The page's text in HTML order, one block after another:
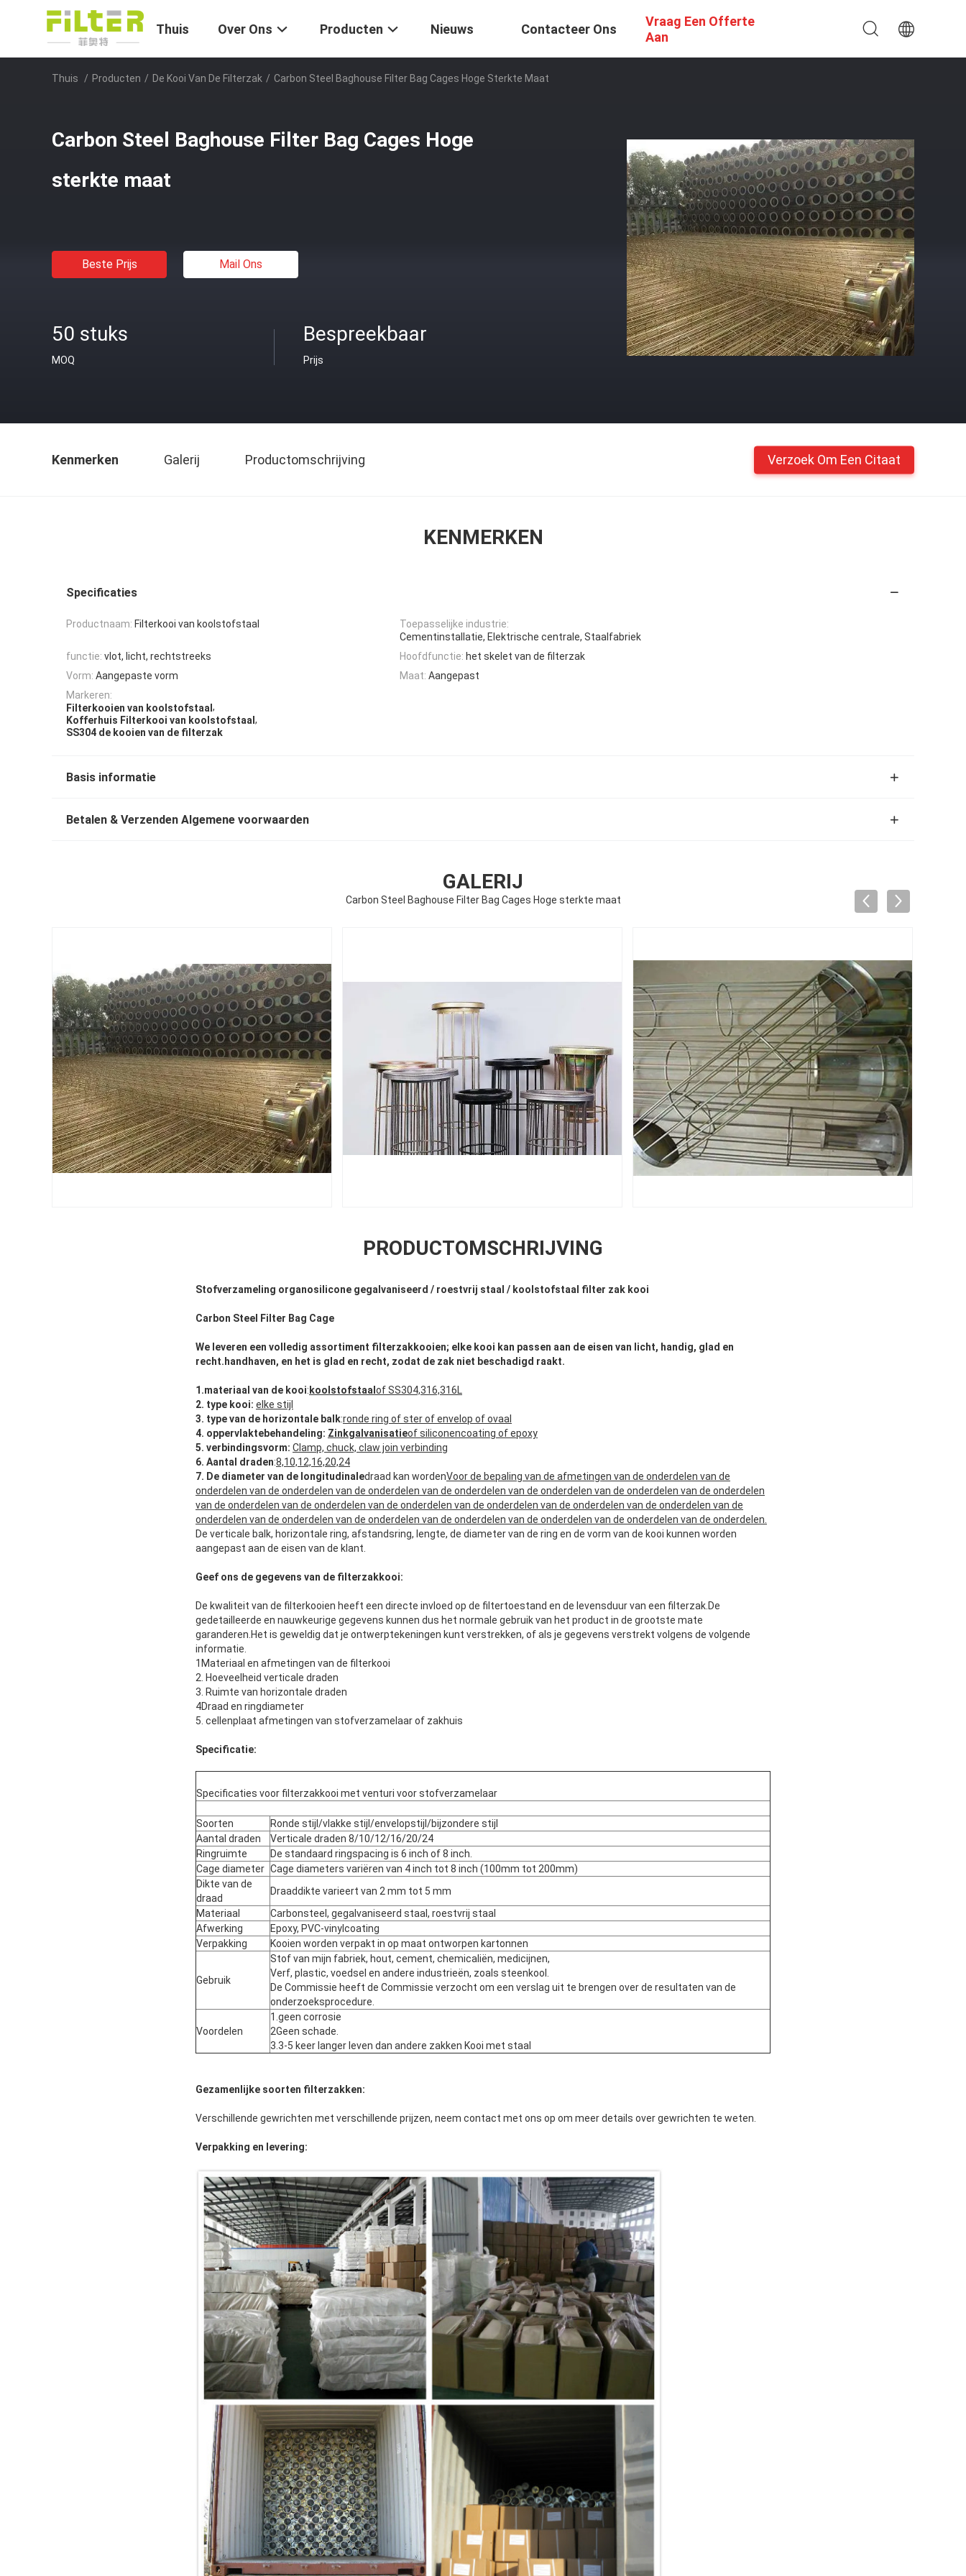
Thuis Over Ons Producten Nieuws Contacteer Ons
Vraag Een Offerte
Aan
Thuis / Producten / De Kooi Van De Filterzak / Carbon Steel Baghouse Filter Bag Cages Hoge Sterkte Maat
Carbon Steel Baghouse Filter Bag Cages Hoge
sterkte maat
Beste Prijs Mail Ons
50 stuks
MOQ
Bespreekbaar
Prijs
Kenmerken Galerij Productomschrijving Verzoek Om Een Citaat
KENMERKEN
Specificaties
Productnaam: Filterkooi van koolstofstaal
Toepasselijke industrie:
Cementinstallatie, Elektrische centrale, Staalfabriek
functie: vlot, licht, rechtstreeks Hoofdfunctie: het skelet van de filterzak
Vorm: Aangepaste vorm Maat: Aangepast
Markeren:
Filterkooien van koolstofstaal ,
Kofferhuis Filterkooi van koolstofstaal ,
SS304 de kooien van de filterzak
Basis informatie
Betalen & Verzenden Algemene voorwaarden
GALERIJ
Carbon Steel Baghouse Filter Bag Cages Hoge sterkte maat
PRODUCTOMSCHRIJVING
Stofverzameling organosilicone gegalvaniseerd / roestvrij staal / koolstofstaal filter zak kooi
Carbon Steel Filter Bag Cage
We leveren een volledig assortiment filterzakkooien; elke kooi kan passen aan de eisen van licht, handig, glad en
recht.handhaven, en het is glad en recht, zodat de zak niet beschadigd raakt.
1.materiaal van de kooi: koolstofstaal of SS304,316,316L
2. type kooi: elke stijl
3. type van de horizontale balk:ronde ring of ster of envelop of ovaal
4. oppervlaktebehandeling: Zinkgalvanisatieof siliconencoating of epoxy
5. verbindingsvorm: Clamp, chuck, claw join verbinding
6. Aantal draden:8,10,12,16,20,24
7. De diameter van de longitudinaledraad kan wordenVoor de bepaling van de afmetingen van de onderdelen van de
onderdelen van de onderdelen van de onderdelen van de onderdelen van de onderdelen van de onderdelen van de onderdelen
van de onderdelen van de onderdelen van de onderdelen van de onderdelen van de onderdelen van de onderdelen van de
onderdelen van de onderdelen van de onderdelen van de onderdelen van de onderdelen van de onderdelen van de onderdelen.
De verticale balk, horizontale ring, afstandsring, lengte, de diameter van de ring en de vorm van de kooi kunnen worden
aangepast aan de eisen van de klant.
Geef ons de gegevens van de filterzakkooi:
De kwaliteit van de filterkooien heeft een directe invloed op de filtertoestand en de levensduur van een filterzak.De
gedetailleerde en nauwkeurige gegevens kunnen dus het normale gebruik van het product in de grootste mate
garanderen.Het is geweldig dat je ontwerptekeningen kunt verstrekken, of als je gegevens verstrekt volgens de volgende
informatie.
1Materiaal en afmetingen van de filterkooi
2. Hoeveelheid verticale draden
3. Ruimte van horizontale draden
4Draad en ringdiameter
5. cellenplaat afmetingen van stofverzamelaar of zakhuis
Specificatie:
Specificaties voor filterzakkooi met venturi voor stofverzamelaar
Soorten
Ronde stijl/vlakke stijl/envelopstijl/bijzondere stijl
Aantal draden
Verticale draden 8/10/12/16/20/24
Ringruimte
De standaard ringspacing is 6 inch of 8 inch.
Cage diameter Cage diameters variëren van 4 inch tot 8 inch (100mm tot 200mm)
Dikte van de
draad
Draaddikte varieert van 2 mm tot 5 mm
Materiaal
Carbonsteel, gegalvaniseerd staal, roestvrij staal
Afwerking
Epoxy, PVC-vinylcoating
Verpakking
Kooien worden verpakt in op maat ontworpen kartonnen
Gebruik
Stof van mijn fabriek, hout, cement, chemicaliën, medicijnen,
Verf, plastic, voedsel en andere industrieën, zoals steenkool.
De Commissie heeft de Commissie verzocht om een verslag uit te brengen over de resultaten van de
onderzoeksprocedure.
Voordelen
1.geen corrosie
2Geen schade.
3.3-5 keer langer leven dan andere zakken Kooi met staal
Gezamenlijke soorten filterzakken:
Verschillende gewrichten met verschillende prijzen, neem contact met ons op om meer details over gewrichten te weten.
Verpakking en levering: